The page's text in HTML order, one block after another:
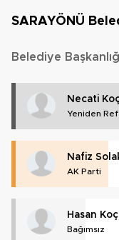
SARAYÖNÜ
Belediye
Necati
Yeniden
Nafiz
AK Parti
Hasan
Bağımsız